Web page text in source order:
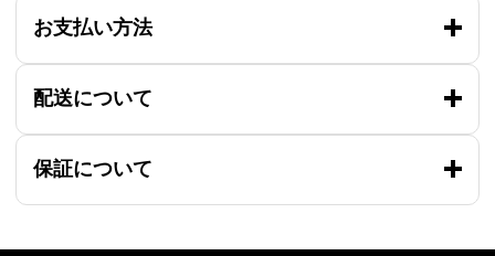
お支払い方法
配送について
保証について